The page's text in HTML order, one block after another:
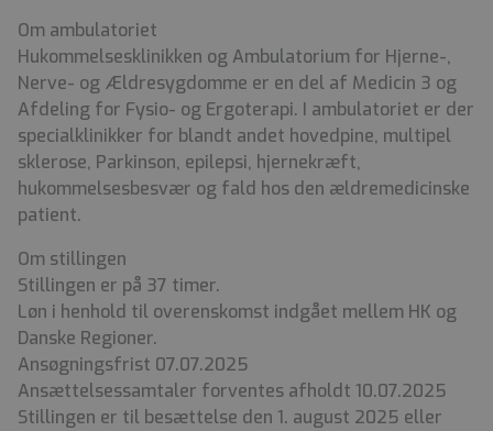
Om ambulatoriet
Hukommelsesklinikken og Ambulatorium for Hjerne-,
Nerve- og Ældresygdomme er en del af Medicin 3 og
Afdeling for Fysio- og Ergoterapi. I ambulatoriet er der
specialklinikker for blandt andet hovedpine, multipel
sklerose, Parkinson, epilepsi, hjernekræft,
hukommelsesbesvær og fald hos den ældremedicinske
patient.
Om stillingen
Stillingen er på 37 timer.
Løn i henhold til overenskomst indgået mellem HK og
Danske Regioner.
Ansøgningsfrist 07.07.2025
Ansættelsessamtaler forventes afholdt 10.07.2025
Stillingen er til besættelse den 1. august 2025 eller